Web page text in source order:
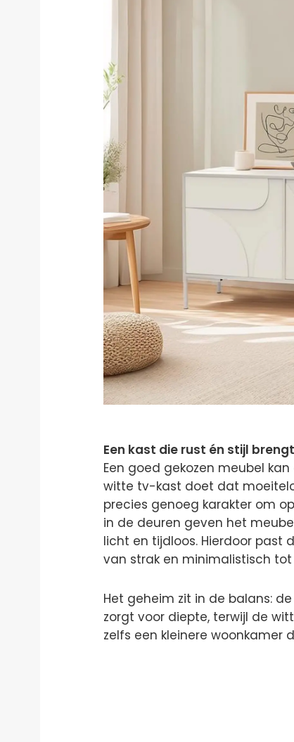
Een kast die rust én stijl
Een goed gekozen meubel
witte tv-kast doet dat
precies genoeg karakter om
in de deuren geven het
licht en tijdloos. Hierdoor past
van strak en minimalistisch
Het geheim zit in de balans:
zorgt voor diepte, terwijl de
zelfs een kleinere woonkamer